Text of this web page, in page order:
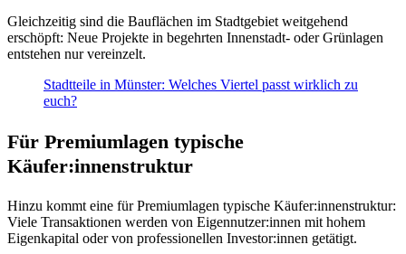
Gleichzeitig sind die Bauflächen im Stadtgebiet weitgehend
erschöpft: Neue Projekte in begehrten Innenstadt- oder Grünlagen
entstehen nur vereinzelt.
Stadtteile in Münster: Welches Viertel passt wirklich zu
euch?
Für Premiumlagen typische
Käufer:innenstruktur
Hinzu kommt eine für Premiumlagen typische Käufer:innenstruktur:
Viele Transaktionen werden von Eigennutzer:innen mit hohem
Eigenkapital oder von professionellen Investor:innen getätigt.